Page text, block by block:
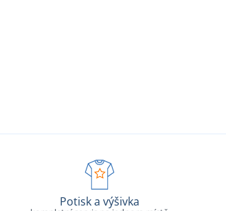
Potisk a výšivka